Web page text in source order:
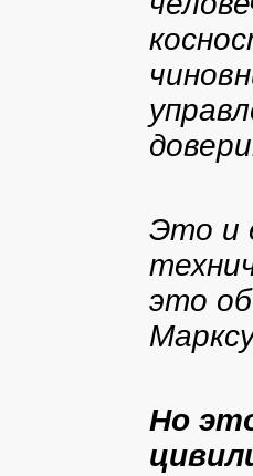
Это и
это
Но